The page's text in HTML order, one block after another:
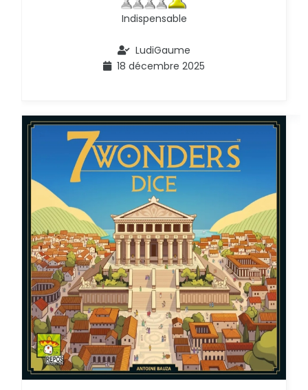
Indispensable
LudiGaume
18 décembre 2025